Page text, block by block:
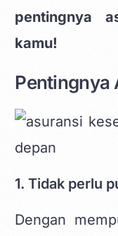
pentingnya
kamu!
Pentingnya
1. Tidak perlu
Dengan